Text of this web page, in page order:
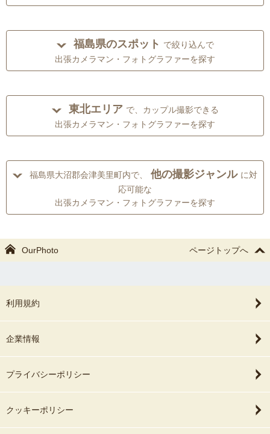
福島県のスポット で絞り込んで
出張カメラマン・フォトグラファーを探す
東北エリア で、カップル撮影できる
出張カメラマン・フォトグラファーを探す
福島県大沼郡会津美里町内で、 他の撮影ジャンル に対
応可能な
出張カメラマン・フォトグラファーを探す
OurPhoto ページトップへ
利用規約
企業情報
プライバシーポリシー
クッキーポリシー